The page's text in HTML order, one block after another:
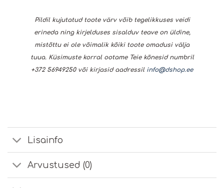
Pildil kujutatud toote värv võib tegelikkuses veidi
erineda ning kirjelduses sisalduv teave on üldine,
mistõttu ei ole võimalik kõiki toote omadusi välja
tuua. Küsimuste korral ootame Teie kõnesid numbril
+372 56949250 või kirjasid aadressil info@dshop.ee
Lisainfo
Arvustused (0)